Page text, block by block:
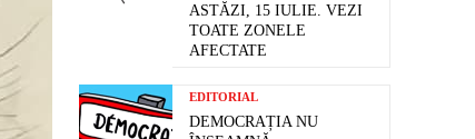
ASTĂZI, 15 IULIE. VEZI
TOATE ZONELE
AFECTATE
EDITORIAL
DEMOCRAȚIA NU